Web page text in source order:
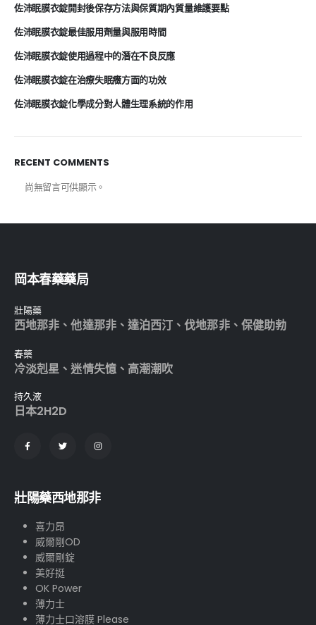
佐沛眠膜衣錠開封後保存方法與保質期內質量維護要點
佐沛眠膜衣錠最佳服用劑量與服用時間
佐沛眠膜衣錠使用過程中的潛在不良反應
佐沛眠膜衣錠在治療失眠癥方面的功效
佐沛眠膜衣錠化學成分對人體生理系統的作用
RECENT COMMENTS
尚無留言可供顯示。
岡本春藥藥局
壯陽藥
西地那非 、他達那非、 達泊西汀 、伐地那非、 保健助勃
春藥
冷淡剋星 、迷情失憶、 高潮潮吹
持久液
日本2H2D
壯陽藥西地那非
喜力昂
威爾剛OD
威爾剛錠
美好挺
OK Power
薄力士
薄力士口溶膜 Please